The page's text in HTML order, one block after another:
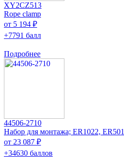
XY2CZ513
Rope clamp
от 5 194 ₽
+7791 балл
Подробнее
44506-2710
Набор для монтажа; ER1022,
от 23 087 ₽
+34630 баллов